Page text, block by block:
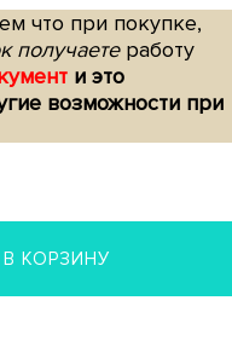
что при покупке,
получаетеработу
и это
возможности при
КОРЗИНУ